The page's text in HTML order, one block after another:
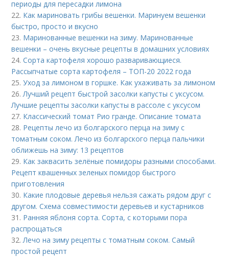
периоды для пересадки лимона
22. Как мариновать грибы вешенки. Маринуем вешенки
быстро, просто и вкусно
23. Маринованные вешенки на зиму. Маринованные
вешенки – очень вкусные рецепты в домашних условиях
24.Сорта картофеля хорошо разваривающиеся.
Рассыпчатые сорта картофеля – ТОП-20 2022 года
25.Уход за лимоном в горшке. Как ухаживать за лимоном
26.Лучший рецепт быстрой засолки капусты с уксусом.
Лучшие рецепты засолки капусты в рассоле с уксусом
27. Классический томат Рио гранде. Описание томата
28. Рецепты лечо из болгарского перца на зиму с
томатным соком. Лечо из болгарского перца пальчики
оближешь на зиму: 13 рецептов
29. Как заквасить зелёные помидоры разными способами.
Рецепт квашенных зеленых помидор быстрого
приготовления
30. Какие плодовые деревья нельзя сажать рядом друг с
другом. Схема совместимости деревьев и кустарников
31. Ранняя яблоня сорта. Сорта, с которыми пора
распрощаться
32.Лечо на зиму рецепты с томатным соком. Самый
простой рецепт